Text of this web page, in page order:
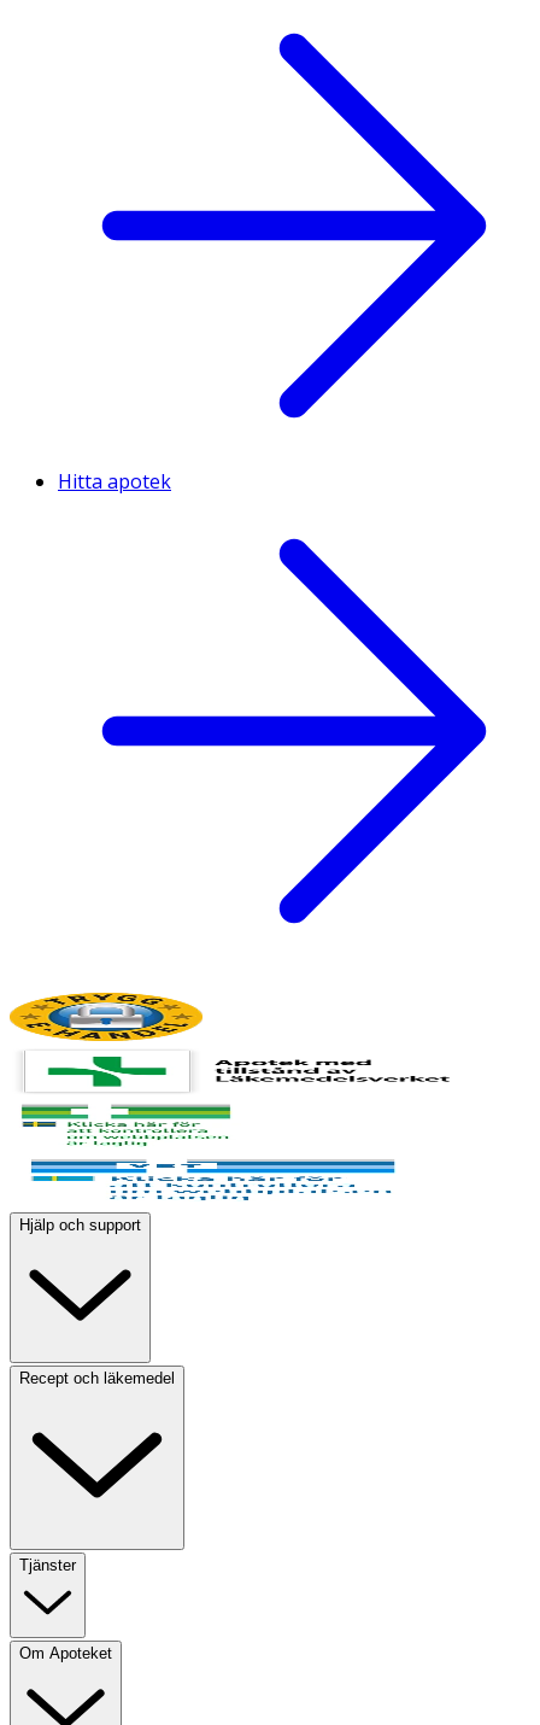
Hitta apotek
Hjälp och support
Recept och läkemedel
Tjänster
Om Apoteket